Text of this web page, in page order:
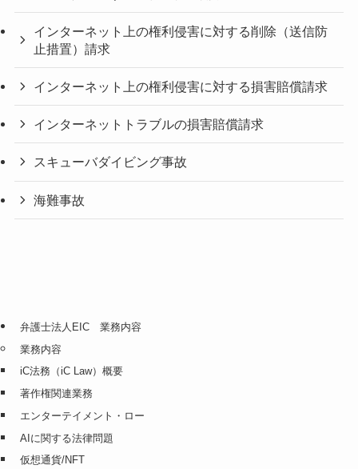
インターネット上の権利侵害に対する削除（送信防
止措置）請求
インターネット上の権利侵害に対する損害賠償請求
インターネットトラブルの損害賠償請求
スキューバダイビング事故
海難事故
弁護士法人EIC 業務内容
業務内容
iC法務（iC Law）概要
著作権関連業務
エンターテイメント・ロー
AIに関する法律問題
仮想通貨/NFT